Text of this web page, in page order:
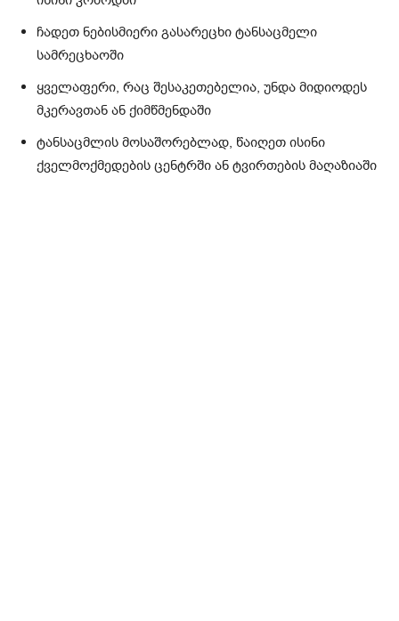
ჩადეთ ნებისმიერი გასარეცხი ტანსაცმელი
სამრეცხაოში
ყველაფერი, რაც შესაკეთებელია, უნდა მიდიოდეს
მკერავთან ან ქიმწმენდაში
ტანსაცმლის მოსაშორებლად, წაიღეთ ისინი
ქველმოქმედების ცენტრში ან ტვირთების მაღაზიაში